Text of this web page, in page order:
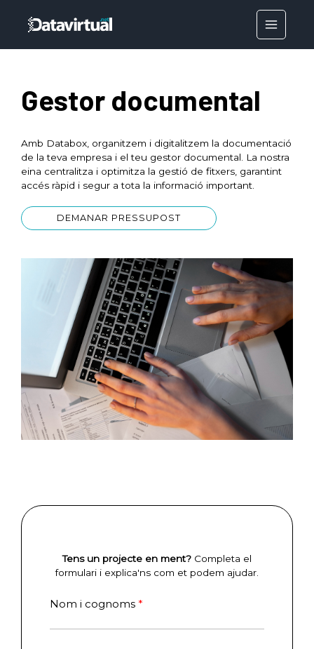
contingut
MAIN
Gestor documental
Amb Databox, organitzem i digitalitzem la documentació
de la teva empresa i el teu gestor documental. La nostra
eina centralitza i optimitza la gestió de fitxers, garantint
accés ràpid i segur a tota la informació important.
DEMANAR PRESSUPOST
Tens un projecte en ment? Completa el
formulari i explica'ns com et podem ajudar.
Nom i cognoms